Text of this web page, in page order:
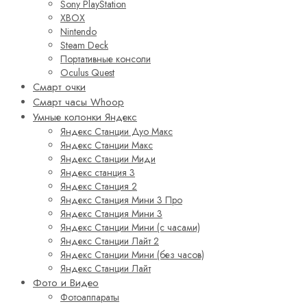
Sony PlayStation
XBOX
Nintendo
Steam Deck
Портативные консоли
Oculus Quest
Смарт очки
Смарт часы Whoop
Умные колонки Яндекс
Яндекс Станции Дуо Макс
Яндекс Станции Макс
Яндекс Станции Миди
Яндекс станция 3
Яндекс Станция 2
Яндекс Станция Мини 3 Про
Яндекс Станция Мини 3
Яндекс Станции Мини (с часами)
Яндекс Станции Лайт 2
Яндекс Станции Мини (без часов)
Яндекс Станции Лайт
Фото и Видео
Фотоаппараты